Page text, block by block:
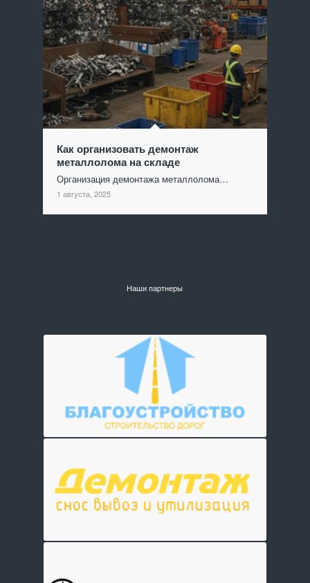
Как организовать демонтаж
металлолома на складе
Организация демонтажа металлолома…
1 августа, 2025
Наши партнеры